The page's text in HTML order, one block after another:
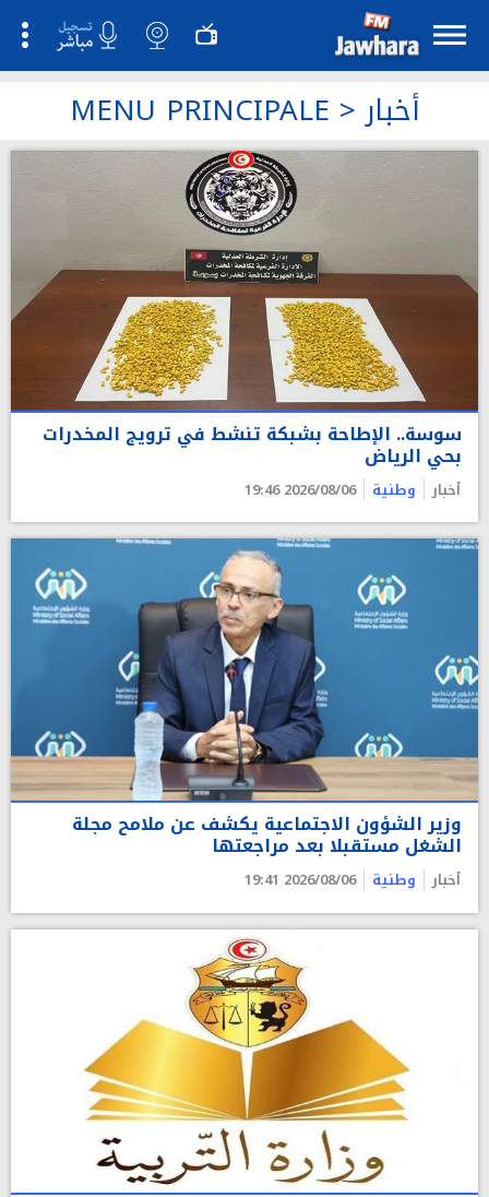
MENU PRINCIPALE >أخبار
سوسة.. الإطاحة بشبكة تنشط في ترويج المخدرات
بحي الرياض
أخبار وطنية 2026/08/06 19:46
وزير الشؤون الاجتماعية يكشف عن ملامح مجلة
الشغل مستقبلا بعد مراجعتها
أخبار وطنية 2026/08/06 19:41